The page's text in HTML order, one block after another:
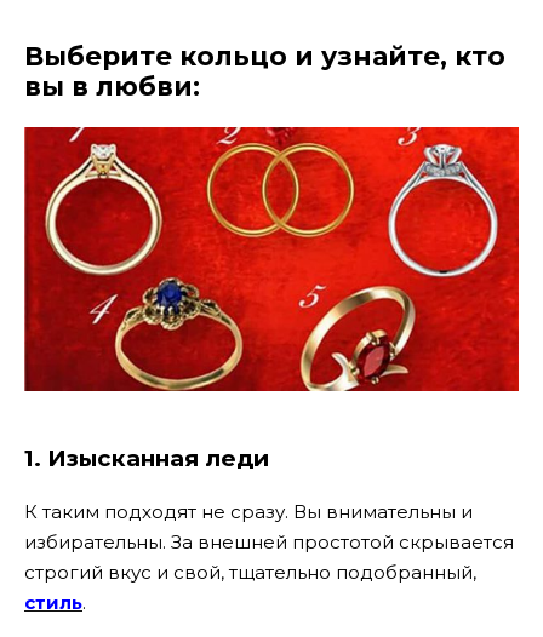
Выберите кольцо и узнайте, кто
вы в любви:
1. Изысканная леди
К таким подходят не сразу. Вы внимательны и
избирательны. За внешней простотой скрывается
строгий вкус и свой, тщательно подобранный,
стиль.